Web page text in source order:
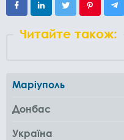
Читайте також:
Маріуполь
Донбас
Україна